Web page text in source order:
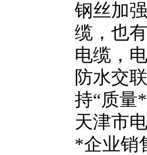
钢丝加
缆，也
电缆，
防水交
持“质量
天津市
*企业销